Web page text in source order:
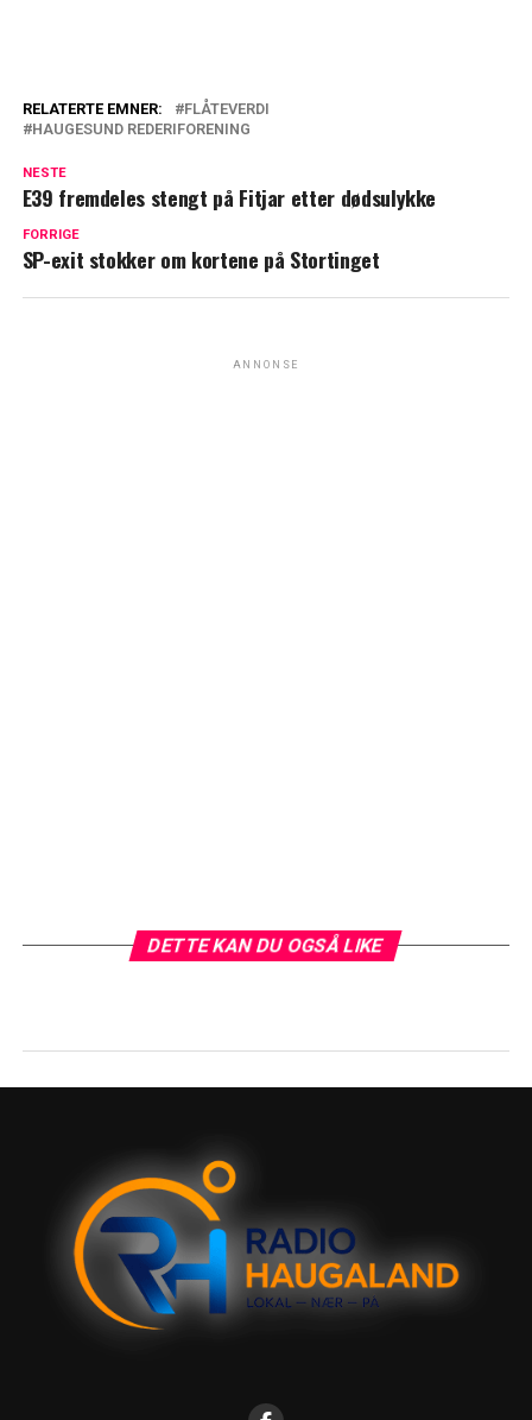
RELATERTE EMNER:
FLÅTEVERDI
HAUGESUND REDERIFORENING
NESTE
E39 fremdeles stengt på Fitjar etter dødsulykke
FORRIGE
SP-exit stokker om kortene på Stortinget
ANNONSE
DETTE KAN DU OGSÅ LIKE